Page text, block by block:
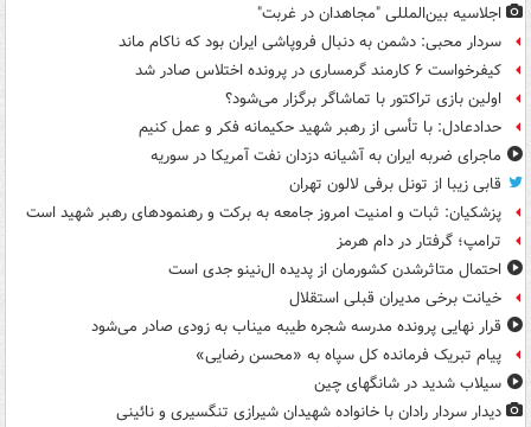
اجلاسیه بین‌المللی "مجاهدان در غربت"
سردار محبی: دشمن به دنبال فروپاشی ایران بود که ناکام ماند
کیفرخواست ۶ کارمند گرمساری در پرونده اختلاس صادر شد
اولین بازی تراکتور با تماشاگر برگزار می‌شود؟
حدادعادل: با تأسی از رهبر شهید حکیمانه فکر و عمل کنیم
ماجرای ضربه ایران به آشیانه دزدان نفت آمریکا در سوریه
قابی زیبا از تونل برفی لالون تهران
پزشکیان: ثبات و امنیت امروز جامعه به برکت و رهنمودهای رهبر شهید است
ترامپ؛ گرفتار در دام هرمز
احتمال متاثرشدن کشورمان از پدیده ال‌نینو جدی است
خیانت برخی مدیران قبلی استقلال
قرار نهایی پرونده مدرسه شجره طیبه میناب به زودی صادر می‌شود
پیام تبریک فرمانده کل سپاه به «محسن رضایی»
سیلاب شدید در شانگهای چین
دیدار سردار رادان با خانواده‌ شهیدان شیرازی تنگسیری و نائینی